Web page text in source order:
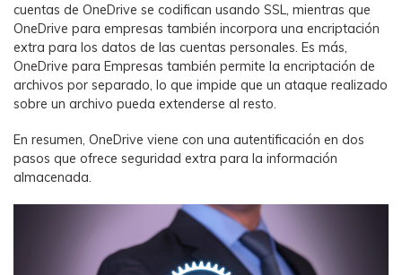
Mutsapper (Alias: Wutsapper)
Transfiere datos de WhatsApp y
WhatsApp Business sin restablecer los
valores de fábrica.
MobileTrans App
Transfiere datos del teléfono, de
iOS y Android.
Welastseen
cuentas de OneDrive se codifican usando SSL, mientras que
OneDrive para empresas también incorpora una encriptación
extra para los datos de las cuentas personales. Es más,
OneDrive para Empresas también permite la encriptación de
archivos por separado, lo que impide que un ataque realizado
sobre un archivo pueda extenderse al resto.
En resumen, OneDrive viene con una autentificación en dos
pasos que ofrece seguridad extra para la información
almacenada.